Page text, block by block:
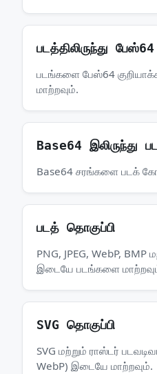
படத்திலிருந்து பேஸ்64
படங்களை பேஸ்64
மாற்றவும்.
Base64 இலிருந்து
Base64 சரங்களை படக்
படத் தொகுப்பி
PNG, JPEG, WebP, BMP
இடையே படங்களை
SVG தொகுப்பி
SVG மற்றும் ராஸ்டர்
WebP) இடையே மாற்றவும்.